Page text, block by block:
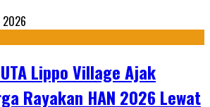
2026
Lippo Village Ajak
Rayakan HAN 2026 Lewat